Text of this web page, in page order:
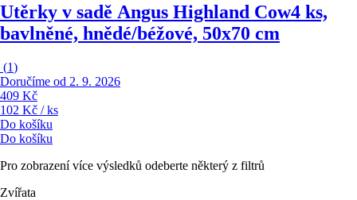
Utěrky v sadě Angus Highland Cow4 ks,
bavlněné, hnědé/béžové, 50x70 cm
(1)
Doručíme od 2. 9. 2026
409 Kč
102 Kč / ks
Do košíku
Do košíku
Pro zobrazení více výsledků odeberte některý z filtrů
Zvířata